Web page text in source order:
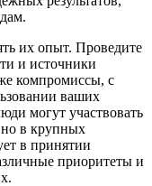
их опыт. Проведите
и источники
компромиссы, с
ваших
могут участвовать
в крупных
в принятии
приоритеты и